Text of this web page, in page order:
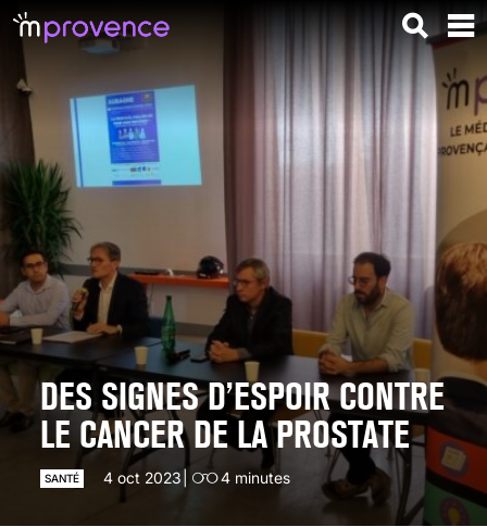
DES SIGNES D’ESPOIR CONTRE
LE CANCER DE LA PROSTATE
SANTÉ 4 oct 2023 4 minutes